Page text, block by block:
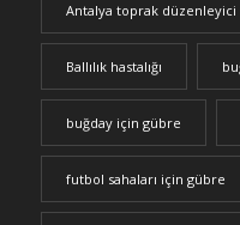
Antalya toprak düzenleyici
Ballılık hastalığı
buğday için gübre
futbol sahaları için gübre